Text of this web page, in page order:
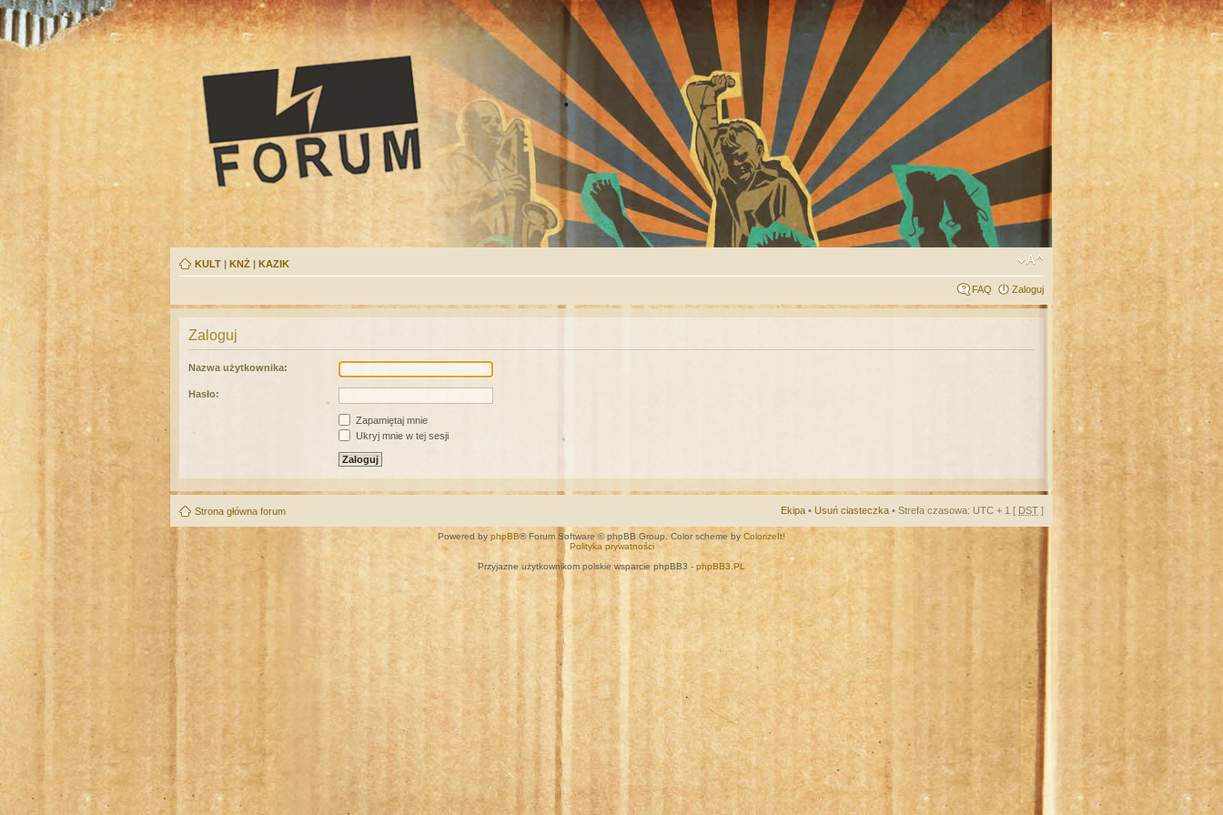
KULT | KNŻ | KAZIK
FAQ Zaloguj
Zaloguj
Nazwa użytkownika:
Hasło:
Zapamiętaj mnie
Ukryj mnie w tej sesji
Strona główna forum Ekipa • Usuń ciasteczka • Strefa czasowa: UTC + 1 [ DST ]
Powered by phpBB® Forum Software © phpBB Group. Color scheme by ColorizeIt!
Polityka prywatności
Przyjazne użytkownikom polskie wsparcie phpBB3 - phpBB3.PL